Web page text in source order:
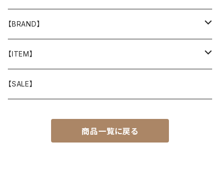
【BRAND】
山と道
T-SHIRT
迷迭香
【ITEM】
WEAR
【SALE】
商品一覧に戻る